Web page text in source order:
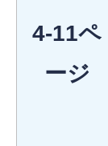
4-11ペ
ージ